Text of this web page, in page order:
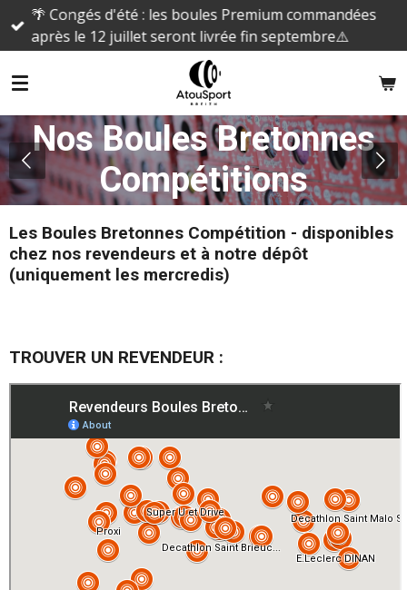
Passer
principal
🌴 Congés d'été : les boules Premium commandées
après le 12 juillet seront livrée fin septembre⚠️
Nos Boules Bretonnes
Compétitions
Les Boules Bretonnes Compétition - disponibles
chez nos revendeurs et à notre dépôt
(uniquement les mercredis)
TROUVER UN REVENDEUR :